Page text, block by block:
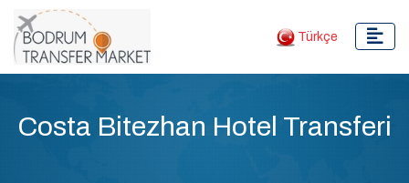
Türkçe
Costa Bitezhan Hotel Transferi